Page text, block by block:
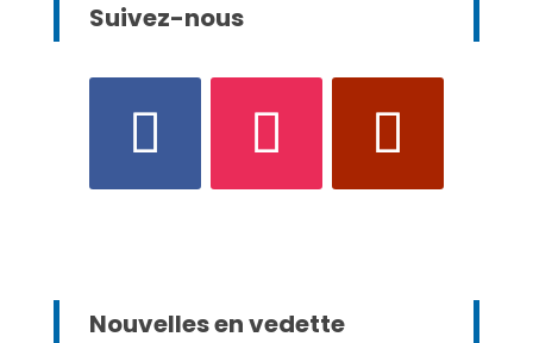
Suivez-nous
Nouvelles en vedette